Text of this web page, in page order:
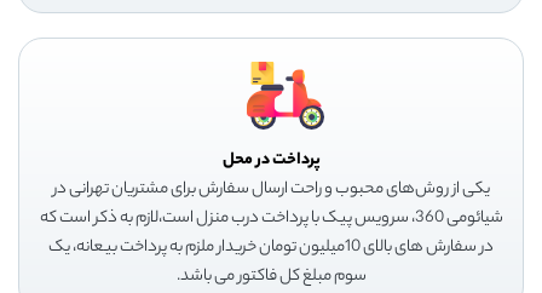
پرداخت در محل
یکی از روش‌های محبوب و راحت ارسال سفارش برای مشتریان تهرانی در
شیائومی 360، سرویس پیک با پرداخت درب منزل است،لازم به ذکر است که
در سفارش های بالای 10میلیون تومان خریدار ملزم به پرداخت بیعانه، یک
سوم مبلغ کل فاکتور می باشد.